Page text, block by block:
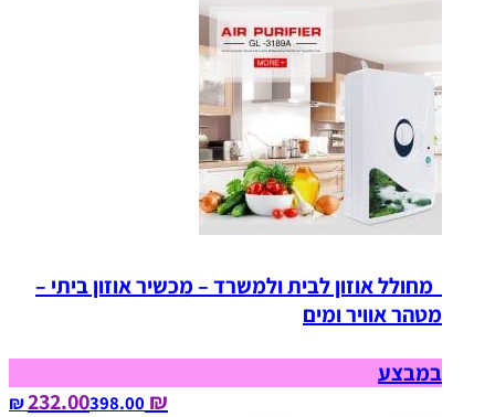
מחולל אוזון לבית ולמשרד – מכשיר אוזון ביתי –
מטהר אוויר ומים
במבצע
₪ 232.00
398.00‏ ₪